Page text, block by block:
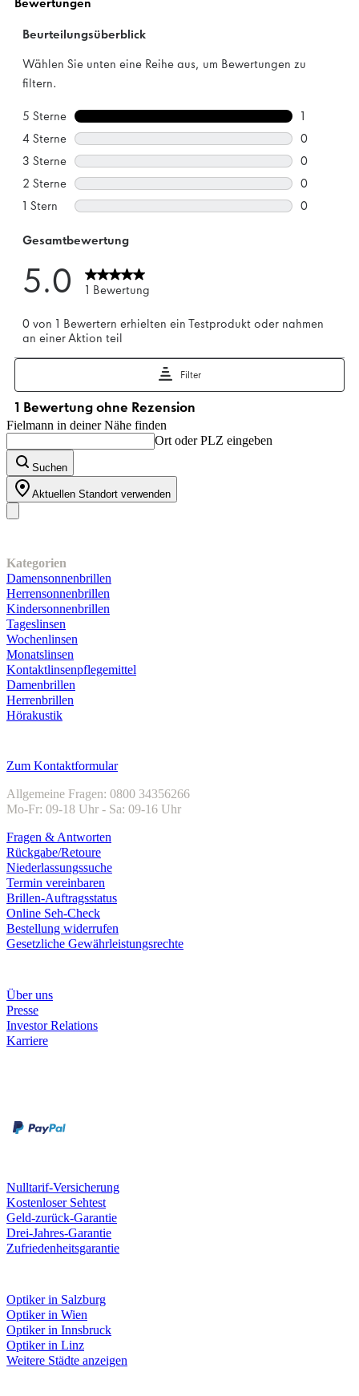
Fielmann in deiner Nähe finden
Ort oder PLZ eingeben
Suchen
Aktuellen Standort verwenden
Kategorien
Damensonnenbrillen
Herrensonnenbrillen
Kindersonnenbrillen
Tageslinsen
Wochenlinsen
Monatslinsen
Kontaktlinsenpflegemittel
Damenbrillen
Herrenbrillen
Hörakustik
Zum Kontaktformular
Allgemeine Fragen: 0800 34356266
Mo-Fr: 09-18 Uhr - Sa: 09-16 Uhr
Fragen & Antworten
Rückgabe/Retoure
Niederlassungssuche
Termin vereinbaren
Brillen-Auftragsstatus
Online Seh-Check
Bestellung widerrufen
Gesetzliche Gewährleistungsrechte
Über uns
Presse
Investor Relations
Karriere
Nulltarif-Versicherung
Kostenloser Sehtest
Geld-zurück-Garantie
Drei-Jahres-Garantie
Zufriedenheitsgarantie
Optiker in Salzburg
Optiker in Wien
Optiker in Innsbruck
Optiker in Linz
Weitere Städte anzeigen